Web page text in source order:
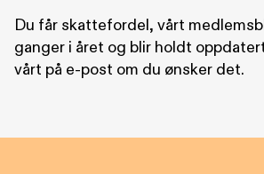
Du får skattefordel, vårt
ganger i året og blir holdt
vårt på e-post om du ønsker det.